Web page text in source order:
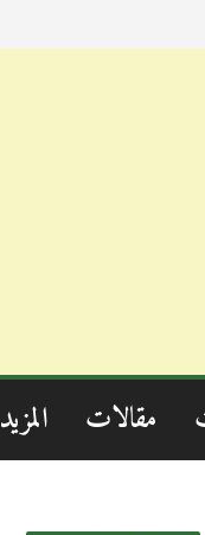
مقالات المزيد